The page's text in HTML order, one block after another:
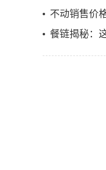
不动销售价格想让餐
餐链揭秘：